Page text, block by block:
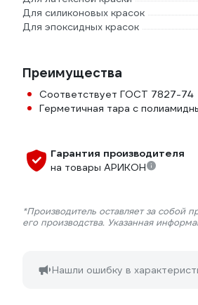
Для силиконовых красок
Для эпоксидных красок
Преимущества
Соответствует ГОСТ 7827-74
Герметичная тара с
Гарантия производителя
на товары АРИКОН
*Производитель оставляет за собой
его производства. Указанная
Нашли ошибку в